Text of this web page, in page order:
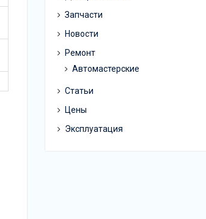
Запчасти
Новости
Ремонт
Автомастерские
Статьи
Цены
Эксплуатация